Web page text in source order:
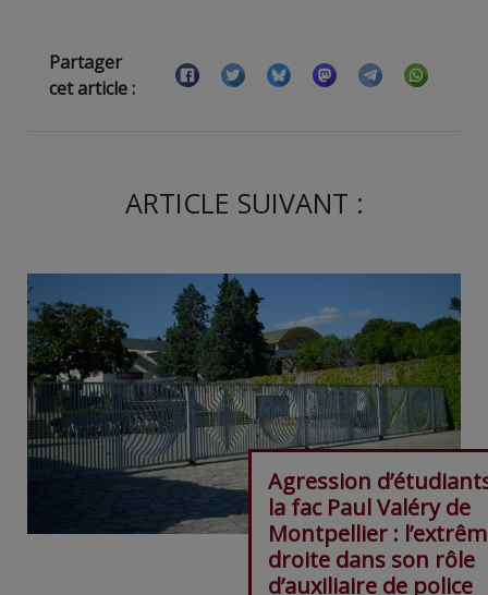
Partager
cet article :
ARTICLE SUIVANT :
Agression
la fac Paul Valéry de
Montpellier :
droite dans son rôle
d’auxiliaire de police